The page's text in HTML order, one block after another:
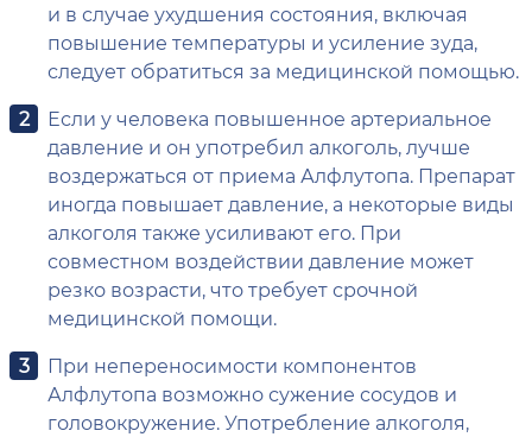
и в случае ухудшения состояния, включая
повышение температуры и усиление зуда,
следует обратиться за медицинской помощью.
Если у человека повышенное артериальное
давление и он употребил алкоголь, лучше
воздержаться от приема Алфлутопа. Препарат
иногда повышает давление, а некоторые виды
алкоголя также усиливают его. При
совместном воздействии давление может
резко возрасти, что требует срочной
медицинской помощи.
При непереносимости компонентов
Алфлутопа возможно сужение сосудов и
головокружение. Употребление алкоголя,